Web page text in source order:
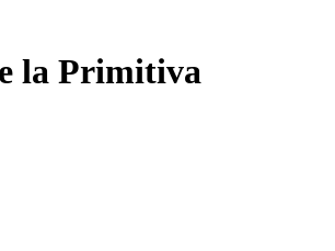
la Primitiva